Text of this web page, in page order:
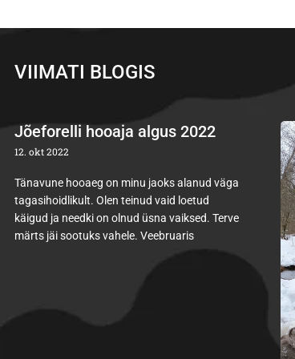
VIIMATI BLOGIS
Jõeforelli hooaja algus 2022
12. okt 2022
Tänavune hooaeg on minu jaoks alanud väga
tagasihoidlikult. Olen teinud vaid loetud
käigud ja needki on olnud üsna vaiksed. Terve
märts jäi sootuks vahele. Veebruaris